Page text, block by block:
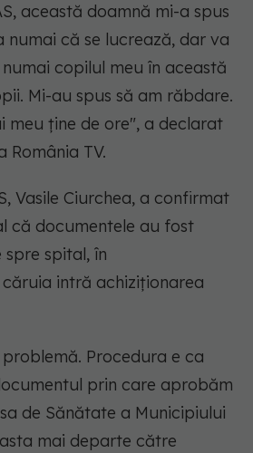
această doamnă mi-a spus
că se lucrează, dar va
copilul meu în această
Mi-au spus să am răbdare.
meu ține de ore", a declarat
România TV.
Vasile Ciurchea, a confirmat
că documentele au fost
spre spital, în
intră achiziționarea
problemă. Procedura e ca
prin care aprobăm
de Sănătate a Municipiului
mai departe către